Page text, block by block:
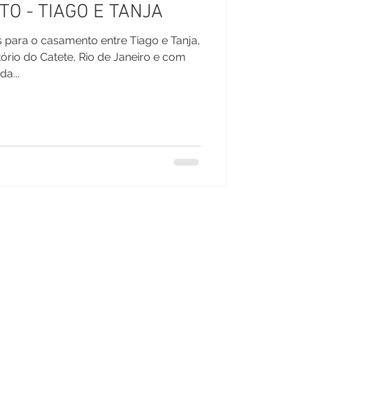
SORRISO ONG
CULTURAS
- TIAGO E TANJA
para o casamento entre Tiago e Tanja,
do Catete, Rio de Janeiro e com